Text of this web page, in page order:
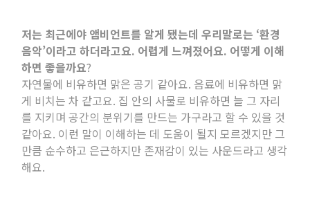
저는 최근에야 앰비언트를 알게 됐는데 우리말로는 ‘환경
음악’이라고 하더라고요. 어렵게 느껴졌어요. 어떻게 이해
하면 좋을까요?
자연물에 비유하면 맑은 공기 같아요. 음료에 비유하면 맑
게 비치는 차 같고요. 집 안의 사물로 비유하면 늘 그 자리
를 지키며 공간의 분위기를 만드는 가구라고 할 수 있을 것
같아요. 이런 말이 이해하는 데 도움이 될지 모르겠지만 그
만큼 순수하고 은근하지만 존재감이 있는 사운드라고 생각
해요.